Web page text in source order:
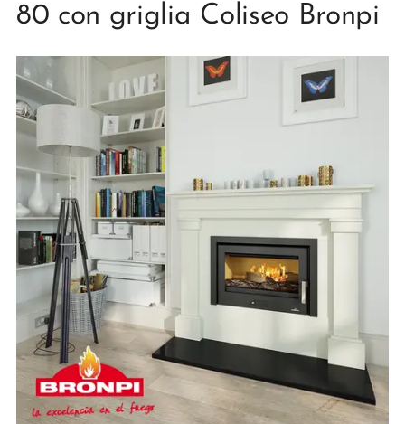
80 con griglia Coliseo Bronpi